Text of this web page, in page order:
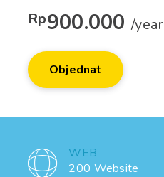
Rp900.000/year
Objednat
WEB
200 Website